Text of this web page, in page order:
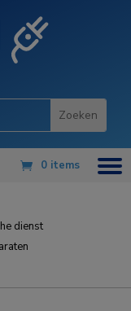
0 items
dienst